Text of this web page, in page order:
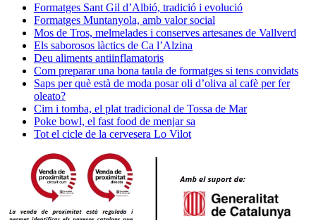
Formatges Sant Gil d’Albió, tradició i evolució
Formatges Muntanyola, amb valor social
Mos de Tros, melmelades i conserves artesanes de Vallverd
Els saborosos làctics de Ca l’Alzina
Deu aliments antiinflamatoris
Com preparar una bona taula de formatges si tens convidats
Saps per què està de moda posar oli d’oliva al cafè per fer
oleato?
Cim i tomba, el plat tradicional de Tossa de Mar
Poke bowl, el fast food de menjar sa
Tot el cicle de la cervesera Lo Vilot